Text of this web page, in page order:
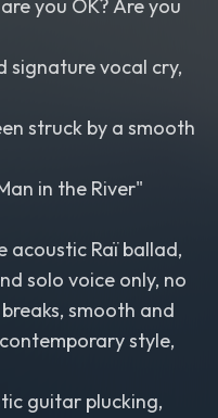
you OK? Are you
signature vocal cry,
struck by a smooth
in the River"
acoustic Raï ballad,
solo voice only, no
smooth and
style,
guitar plucking,